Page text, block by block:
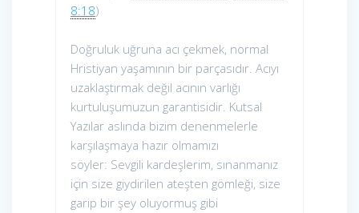
8:18)
Doğruluk uğruna acı çekmek, normal
Hristiyan yaşamının bir parçasıdır. Acıyı
uzaklaştırmak değil acının varlığı
kurtuluşumuzun garantisidir. Kutsal
Yazılar aslında bizim denenmelerle
karşılaşmaya hazır olmamızı
söyler: Sevgili kardeşlerim, sınanmanız
için size giydirilen ateşten gömleği, size
garip bir şey oluyormuş gibi